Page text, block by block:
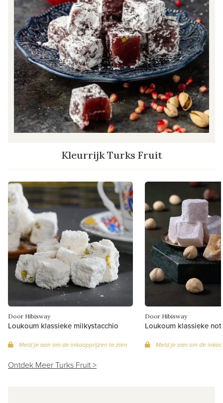
Kleurrijk Turks Fruit
Door Hibisway
Loukoum klassieke milkystacchio
Meld je aan om de inkoopprijzen te zien
Door Hibisway
Loukoum klassieke
Meld je aan om de
Ontdek Meer Turks Fruit >